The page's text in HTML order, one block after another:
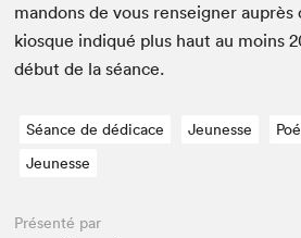
man­dons de vous ren­seign­er auprès
kiosque indiqué plus haut au moins
début de la séance.
Séance de dédicace Jeunesse
Jeunesse
Présenté par